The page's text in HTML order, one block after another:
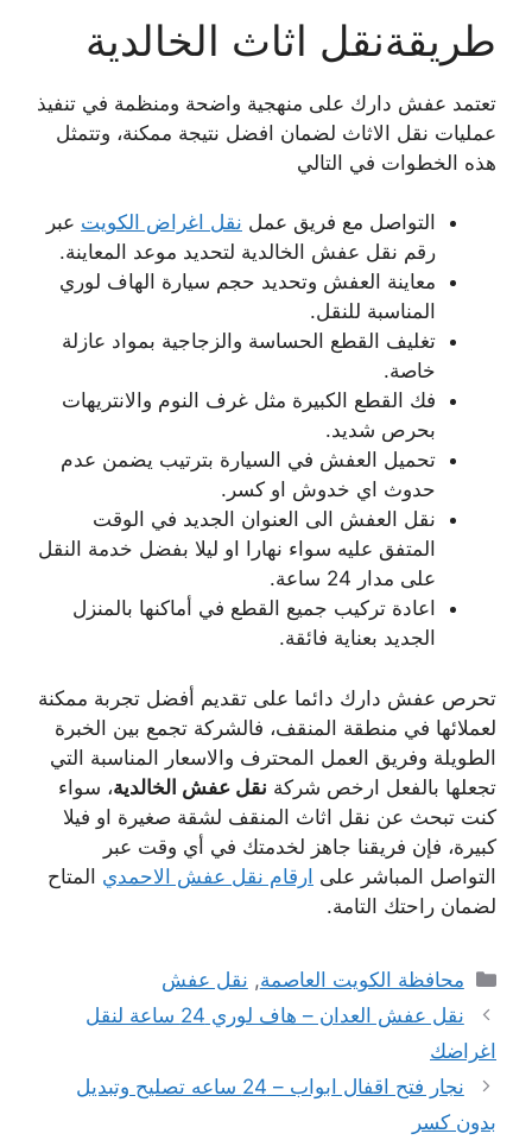
طريقةنقل اثاث الخالدية
تعتمد عفش دارك على منهجية واضحة ومنظمة في تنفيذ
عمليات نقل الاثاث لضمان افضل نتيجة ممكنة، وتتمثل
هذه الخطوات في التالي
التواصل مع فريق عمل نقل اغراض الكويت عبر
رقم نقل عفش الخالدية لتحديد موعد المعاينة.
معاينة العفش وتحديد حجم سيارة الهاف لوري
المناسبة للنقل.
تغليف القطع الحساسة والزجاجية بمواد عازلة
خاصة.
فك القطع الكبيرة مثل غرف النوم والانتريهات
بحرص شديد.
تحميل العفش في السيارة بترتيب يضمن عدم
حدوث اي خدوش او كسر.
نقل العفش الى العنوان الجديد في الوقت
المتفق عليه سواء نهارا او ليلا بفضل خدمة النقل
على مدار 24 ساعة.
اعادة تركيب جميع القطع في أماكنها بالمنزل
الجديد بعناية فائقة.
تحرص عفش دارك دائما على تقديم أفضل تجربة ممكنة
لعملائها في منطقة المنقف، فالشركة تجمع بين الخبرة
الطويلة وفريق العمل المحترف والاسعار المناسبة التي
تجعلها بالفعل ارخص شركة نقل عفش الخالدية، سواء
كنت تبحث عن نقل اثاث المنقف لشقة صغيرة او فيلا
كبيرة، فإن فريقنا جاهز لخدمتك في أي وقت عبر
التواصل المباشر على ارقام نقل عفش الاحمدي المتاح
لضمان راحتك التامة.
التصنيفات
محافظة الكويت العاصمة, نقل عفش
نقل عفش العدان – هاف لوري 24 ساعة لنقل
اغراضك
نجار فتح اقفال ابواب – 24 ساعه تصليح وتبديل
بدون كسر